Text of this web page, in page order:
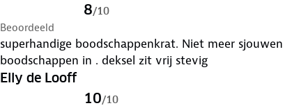
8/10
Beoordeeld
superhandige boodschappenkrat. Niet meer
boodschappen in . deksel zit vrij stevig
Elly de Looff
10/10